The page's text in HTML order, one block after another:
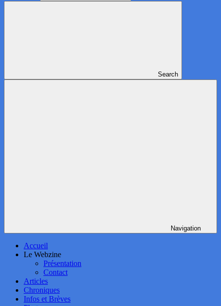
Search
Navigation
Accueil
Le Webzine
Présentation
Contact
Articles
Chroniques
Infos et Brèves